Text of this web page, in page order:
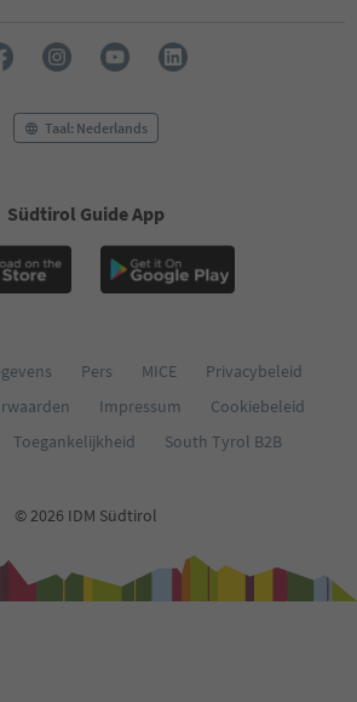
Taal: Nederlands
Südtirol Guide App
Pers MICE
Privacybeleid
Impressum
Cookiebeleid
Toegankelijkheid South Tyrol B2B
© 2026 IDM Südtirol